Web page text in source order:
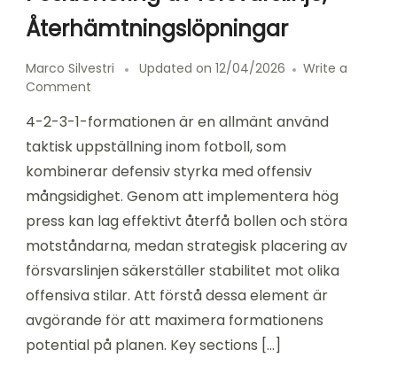
Återhämtningslöpningar
Marco Silvestri Updated on 12/04/2026
Write a
Comment
2-
3-
Formation:
Implementering
av
hög
press,
Positionering
av
Återhämtningslöpningar
4-2-3-1-formationen är en allmänt använd
taktisk uppställning inom fotboll, som
kombinerar defensiv styrka med offensiv
mångsidighet. Genom att implementera hög
press kan lag effektivt återfå bollen och störa
motståndarna, medan strategisk placering av
försvarslinjen säkerställer stabilitet mot olika
offensiva stilar. Att förstå dessa element är
avgörande för att maximera formationens
potential på planen. Key sections […]